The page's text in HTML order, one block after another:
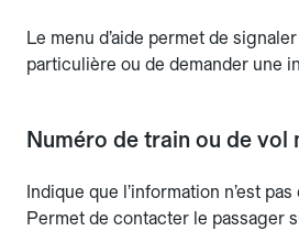
Le menu d’aide permet de
particulière ou de demander une
Numéro de train ou de vol
Indique que l’information n’est
Permet de contacter le passager